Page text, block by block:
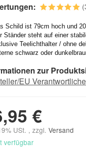
Schild ist 79cm hoch und
Ständer steht auf einer
Teelichthalter / ohne
schwarz oder
zur
EU
€
USt. , zzgl. Versand
verfügbar